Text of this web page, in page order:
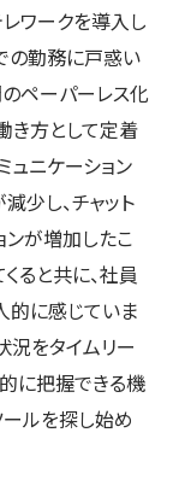
ワークを導入し
の勤務に戸惑い
ペーパーレス化
き方として定着
ュニケーション
少し、チャット
ンが増加したこ
ると共に、社員
的に感じていま
況をタイムリー
に把握できる機
ールを探し始め